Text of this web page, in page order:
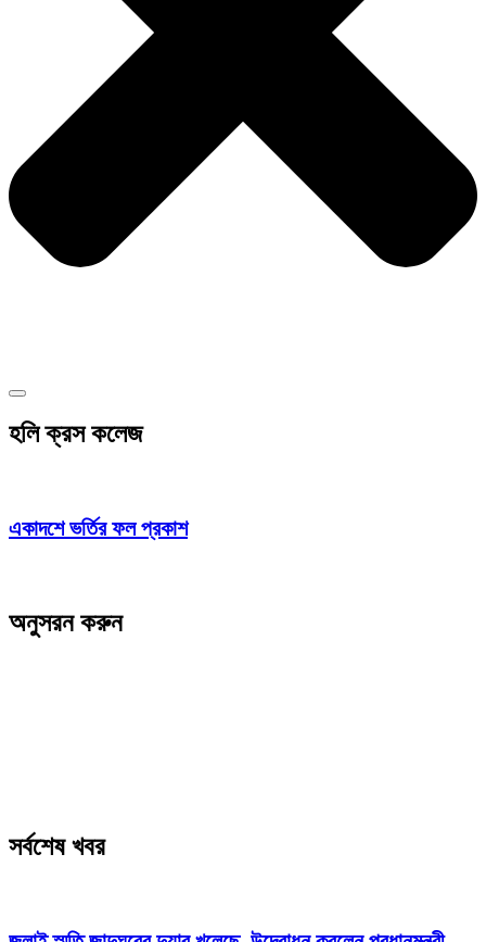
হলি ক্রস কলেজ
একাদশে ভর্তির ফল প্রকাশ
অনুসরন করুন
সর্বশেষ খবর